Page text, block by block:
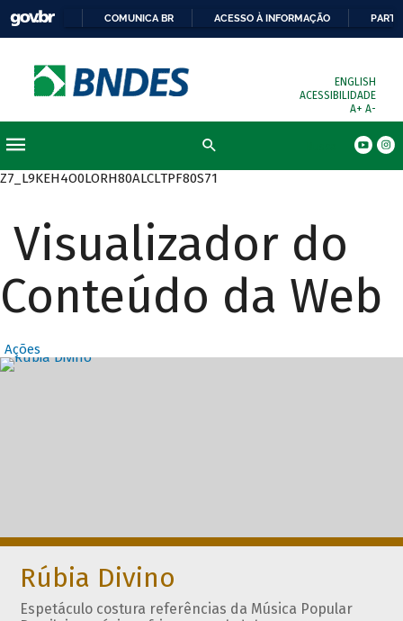
COMUNICA BR ACESSO À INFORMAÇÃO
ENGLISH
ACESSIBILIDADE
A+ A-
Z7_L9KEH4O0LORH80ALCLTPF80S71
Visualizador do
Conteúdo da Web
Ações
Destaques
Rúbia Divino
Espetáculo costura referências da Música Popular